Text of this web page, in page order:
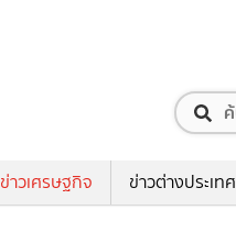
ข่าวเศรษฐกิจ ข่าวต่างประเทศ